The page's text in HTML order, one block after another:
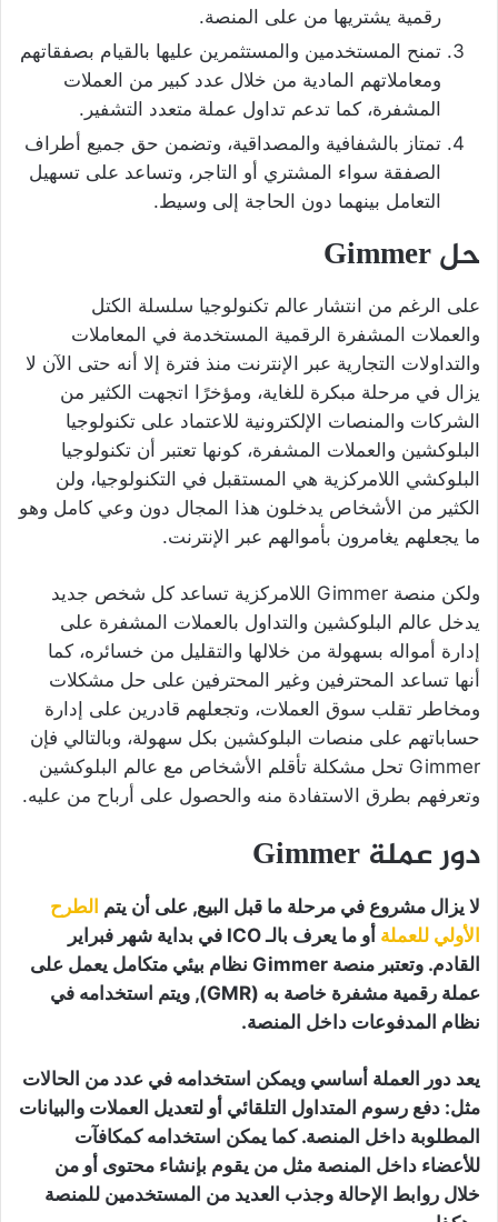
رقمية يشتريها من على المنصة.
تمنح المستخدمين والمستثمرين عليها بالقيام بصفقاتهم
ومعاملاتهم المادية من خلال عدد كبير من العملات
المشفرة، كما تدعم تداول عملة متعدد التشفير.
تمتاز بالشفافية والمصداقية، وتضمن حق جميع أطراف
الصفقة سواء المشتري أو التاجر، وتساعد على تسهيل
التعامل بينهما دون الحاجة إلى وسيط.
حل Gimmer
على الرغم من انتشار عالم تكنولوجيا سلسلة الكتل
والعملات المشفرة الرقمية المستخدمة في المعاملات
والتداولات التجارية عبر الإنترنت منذ فترة إلا أنه حتى الآن لا
يزال في مرحلة مبكرة للغاية، ومؤخرًا اتجهت الكثير من
الشركات والمنصات الإلكترونية للاعتماد على تكنولوجيا
البلوكشين والعملات المشفرة، كونها تعتبر أن تكنولوجيا
البلوكشي اللامركزية هي المستقبل في التكنولوجيا، ولن
الكثير من الأشخاص يدخلون هذا المجال دون وعي كامل وهو
ما يجعلهم يغامرون بأموالهم عبر الإنترنت.
ولكن منصة Gimmer اللامركزية تساعد كل شخص جديد
يدخل عالم البلوكشين والتداول بالعملات المشفرة على
إدارة أمواله بسهولة من خلالها والتقليل من خسائره، كما
أنها تساعد المحترفين وغير المحترفين على حل مشكلات
ومخاطر تقلب سوق العملات، وتجعلهم قادرين على إدارة
حساباتهم على منصات البلوكشين بكل سهولة، وبالتالي فإن
Gimmer تحل مشكلة تأقلم الأشخاص مع عالم البلوكشين
وتعرفهم بطرق الاستفادة منه والحصول على أرباح من عليه.
دور عملة Gimmer
لا يزال مشروع في مرحلة ما قبل البيع, على أن يتم الطرح
الأولي للعملة
أو ما يعرف بالـ ICO في بداية شهر فبراير
القادم. وتعتبر منصة Gimmer نظام بيئي متكامل يعمل على
عملة رقمية مشفرة خاصة به (GMR), ويتم استخدامه في
نظام المدفوعات داخل المنصة.
يعد دور العملة أساسي ويمكن استخدامه في عدد من الحالات
مثل: دفع رسوم المتداول التلقائي أو لتعديل العملات والبيانات
المطلوبة داخل المنصة. كما يمكن استخدامه كمكافآت
للأعضاء داخل المنصة مثل من يقوم بإنشاء محتوى أو من
خلال روابط الإحالة وجذب العديد من المستخدمين للمنصة